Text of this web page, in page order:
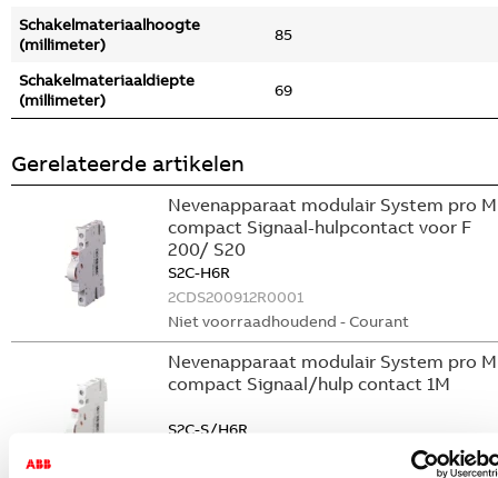
Schakelmateriaalhoogte
(millimeter)
85
Schakelmateriaaldiepte
(millimeter)
69
Gerelateerde artikelen
Nevenapparaat modulair System pro M
compact Signaal-hulpcontact voor F
200/ S20
S2C-H6R
2CDS200912R0001
Niet voorraadhoudend - Courant
Nevenapparaat modulair System pro M
compact Signaal/hulp contact 1M
S2C-S/H6R